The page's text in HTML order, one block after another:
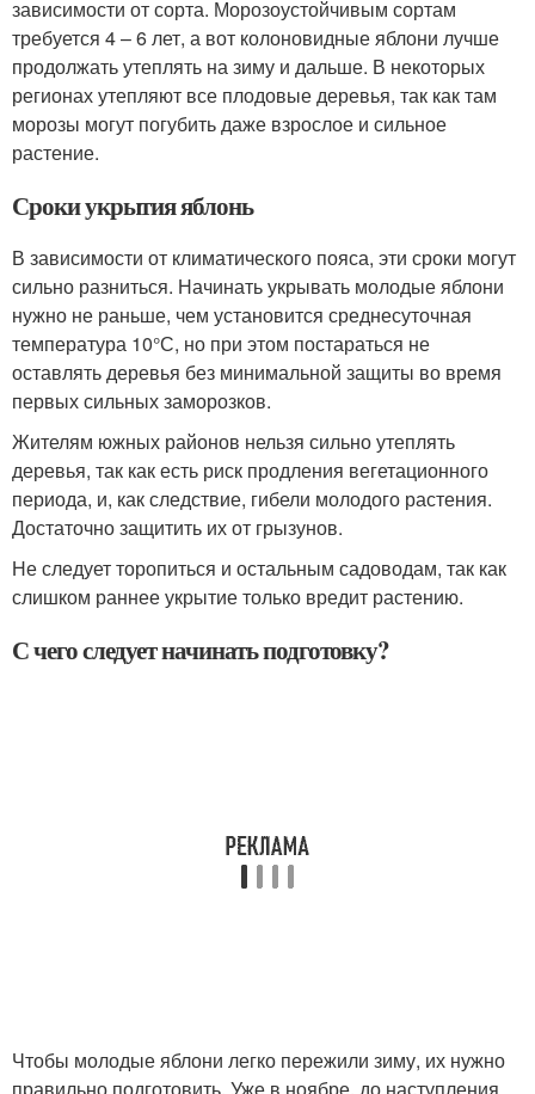
зависимости от сорта. Морозоустойчивым сортам
требуется 4 – 6 лет, а вот колоновидные яблони лучше
продолжать утеплять на зиму и дальше. В некоторых
регионах утепляют все плодовые деревья, так как там
морозы могут погубить даже взрослое и сильное
растение.
Сроки укрытия яблонь
В зависимости от климатического пояса, эти сроки могут
сильно разниться. Начинать укрывать молодые яблони
нужно не раньше, чем установится среднесуточная
температура 10°С, но при этом постараться не
оставлять деревья без минимальной защиты во время
первых сильных заморозков.
Жителям южных районов нельзя сильно утеплять
деревья, так как есть риск продления вегетационного
периода, и, как следствие, гибели молодого растения.
Достаточно защитить их от грызунов.
Не следует торопиться и остальным садоводам, так как
слишком раннее укрытие только вредит растению.
С чего следует начинать подготовку?
Чтобы молодые яблони легко пережили зиму, их нужно